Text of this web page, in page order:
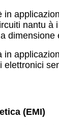
nantu
(EMI)